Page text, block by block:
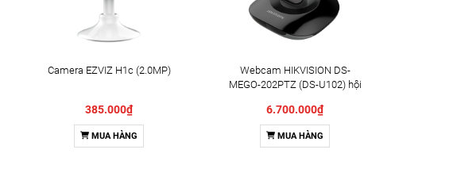
Camera EZVIZ H1c (2.0MP)
385.000₫
MUA HÀNG
Webcam HIKVISION DS-
MEGO-202PTZ (DS-U102) hội
6.700.000₫
MUA HÀNG